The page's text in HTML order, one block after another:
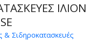
ΙΛΙΟΝ
& Σιδηροκατασκευές